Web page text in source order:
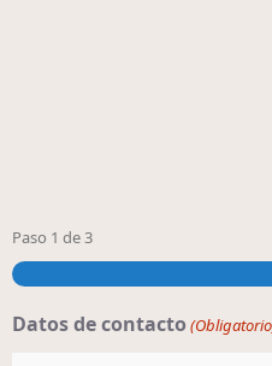
Paso 1 de3
Datos de contacto